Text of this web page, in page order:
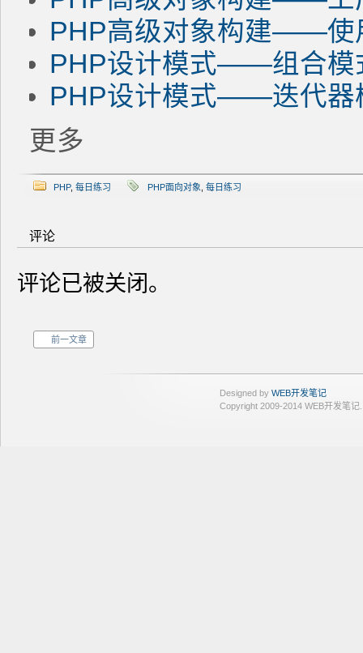
PHP高级对象构建——使
PHP设计模式——组合模
PHP设计模式——迭代器
更多
PHP, 每日练习 PHP面向对象 每日练习
评论
评论已被关闭。
前一文章
Designed by WEB开发笔记
Copyright 2009-2014 WEB开发笔